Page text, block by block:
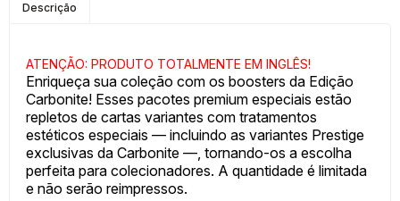
Descrição
ATENÇÃO: PRODUTO TOTALMENTE EM INGLÊS!
Enriqueça sua coleção com os boosters da Edição
Carbonite! Esses pacotes premium especiais estão
repletos de cartas variantes com tratamentos
estéticos especiais — incluindo as variantes Prestige
exclusivas da Carbonite —, tornando-os a escolha
perfeita para colecionadores. A quantidade é limitada
e não serão reimpressos.